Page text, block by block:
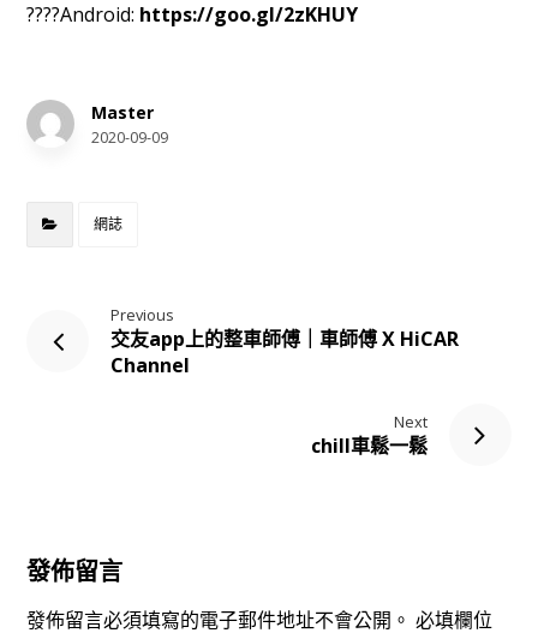
????Android: https://goo.gl/2zKHUY
Master
2020-09-09
網誌
Previous
交友app上的整車師傅｜車師傅 X HiCAR
Channel
Next
chill車鬆一鬆
發佈留言
發佈留言必須填寫的電子郵件地址不會公開。 必填欄位